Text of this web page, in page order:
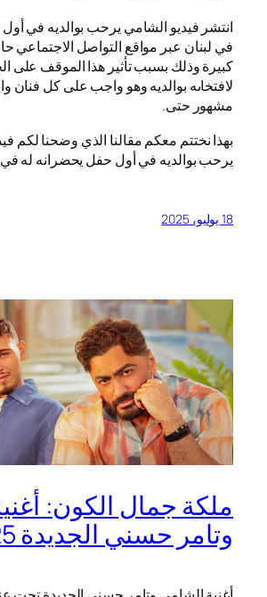
انتشر فيديو ‏الشامي يرحب بوالديه في
في لبنان عبر مواقع التواصل الاجتماعي
كبيرة وذلك بسبب تأثير هذا الموقف على
لافتخاىه بوالديه وهو واجب على كل فنان
مشهور حتى.
بهذا نختتم معكم مقالنا الذي وضحنا لكم
يرحب بوالديه في أول حفل يحضرانه له في
18 يوليو، 2025
ملكة جمال الكون:
وتامر حسني الجديدة 2025